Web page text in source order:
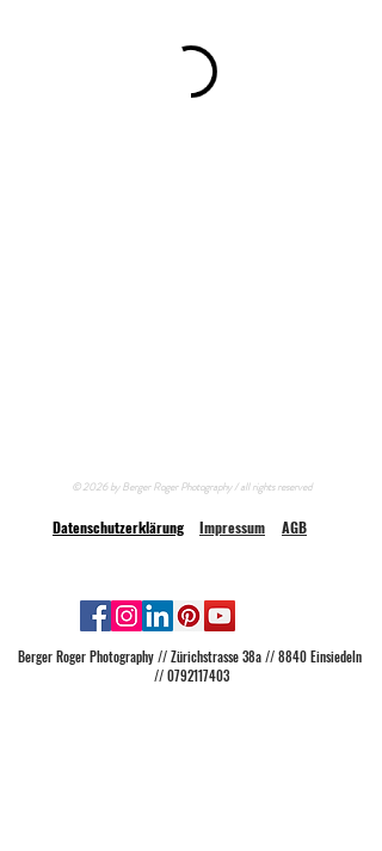
© 2026 by Berger Roger Photography / all rights reserved
Datenschutzerklärung Impressum AGB
Berger Roger Photography // Zürichstrasse 38a // 8840 Einsiedeln
//0792117403